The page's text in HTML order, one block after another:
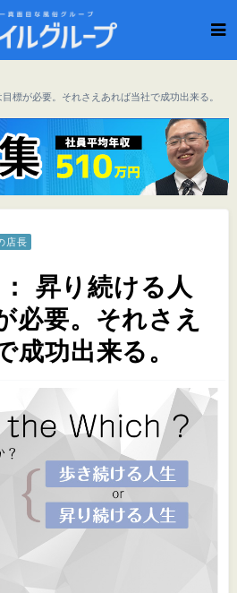
標が必要。それさえあれば当社で成功出来る。
店長
昇り続ける人
必要。それさえ
成功出来る。